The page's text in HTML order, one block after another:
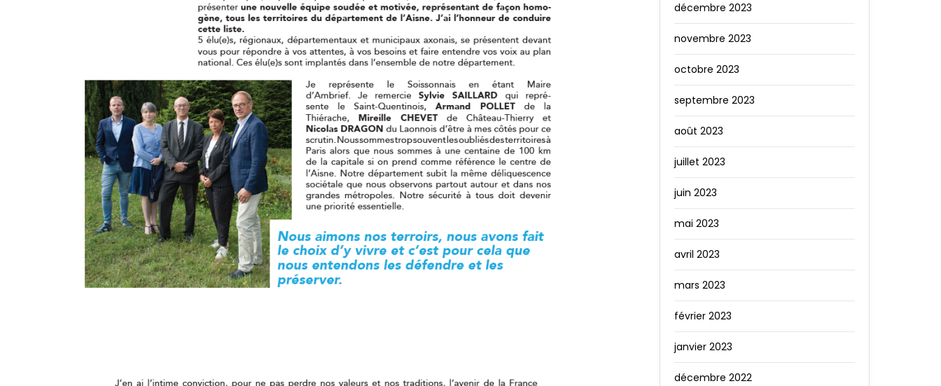
décembre 2023
novembre 2023
octobre 2023
septembre 2023
août 2023
juillet 2023
juin 2023
mai 2023
avril 2023
mars 2023
février 2023
janvier 2023
décembre 2022